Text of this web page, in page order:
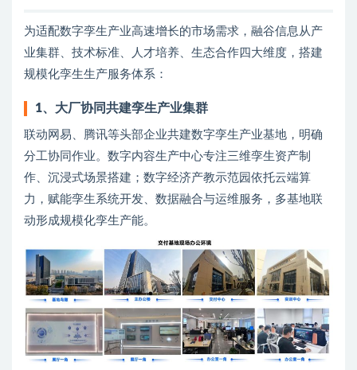
为适配数字孪生产业高速增长的市场需求，融谷信息从产
业集群、技术标准、人才培养、生态合作四大维度，搭建
规模化孪生生产服务体系：
1、 大厂协同共建孪生产业集群
联动网易、腾讯等头部企业共建数字孪生产业基地，明确
分工协同作业。数字内容生产中心专注三维孪生资产制
作、沉浸式场景搭建；数字经济产教示范园依托云端算
力，赋能孪生系统开发、数据融合与运维服务，多基地联
动形成规模化孪生产能。